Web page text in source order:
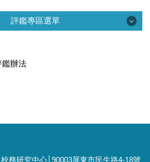
評鑑專區選單
鑑辦法
校務研究中心 90003屏東市民生路4-18號